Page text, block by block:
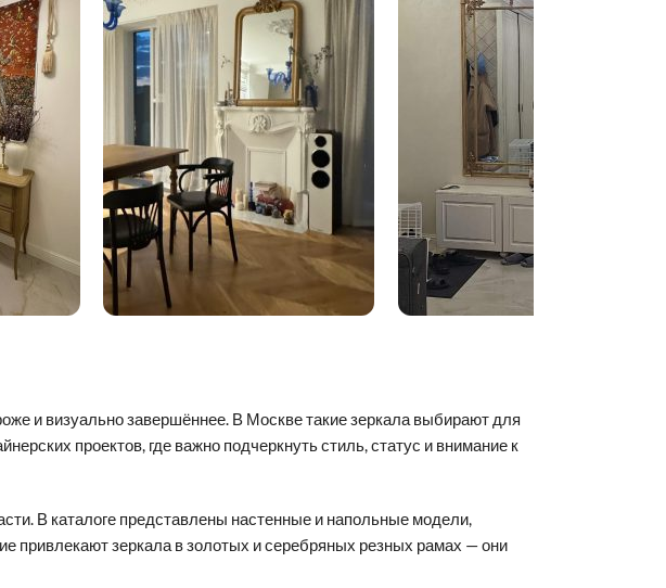
и визуально завершённее. В Москве такие зеркала выбирают для
проектов, где важно подчеркнуть стиль, статус и внимание к
В каталоге представлены настенные и напольные модели,
привлекают зеркала в золотых и серебряных резных рамах — они